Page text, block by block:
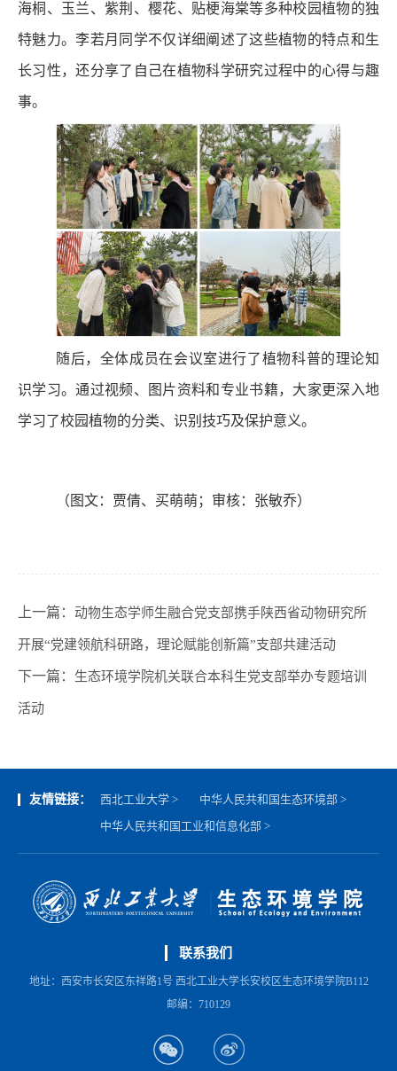
海桐、玉兰、紫荆、樱花、贴梗海棠等多种校园植物的独
特魅力。李若月同学不仅详细阐述了这些植物的特点和生
长习性，还分享了自己在植物科学研究过程中的心得与趣
事。
随后，全体成员在会议室进行了植物科普的理论知
识学习。通过视频、图片资料和专业书籍，大家更深入地
学习了校园植物的分类、识别技巧及保护意义。
（图文：贾倩、买萌萌；审核：张敏乔）
上一篇： 动物生态学师生融合党支部携手陕西省动物研究所
开展“党建领航科研路，理论赋能创新篇”支部共建活动
下一篇： 生态环境学院机关联合本科生党支部举办专题培训
活动
友情链接： 西北工业大学 >
中华人民共和国生态环境部 >
中华人民共和国工业和信息化部 >
联系我们
地址：西安市长安区东祥路1号 西北工业大学长安校区生态环境学院B112
邮编：710129